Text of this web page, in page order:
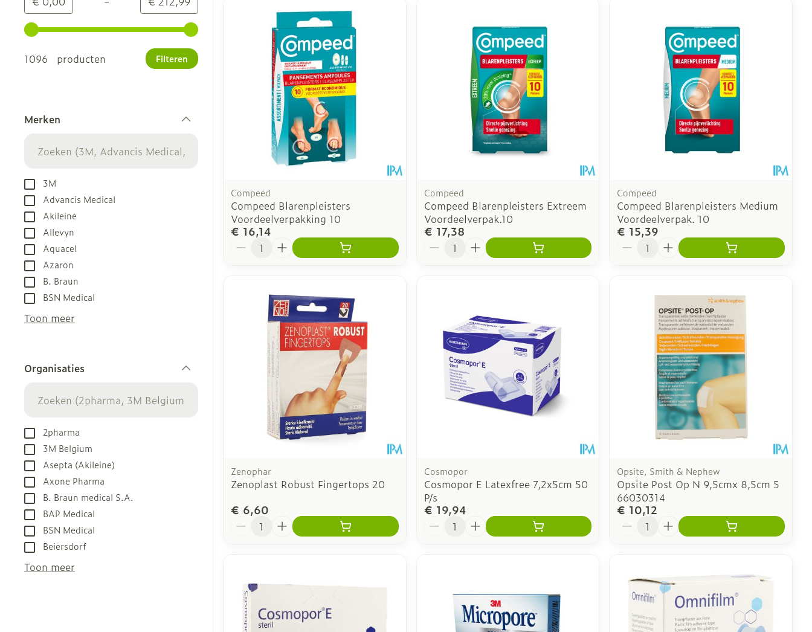
Gebruik de pijltjestoetsen links en rechts om de minimale en maximale prijswaarden aan te passen.
1096 producten
Filteren
Merken
3M
Advancis Medical
Akileine
Allevyn
Aquacel
Azaron
B. Braun
BSN Medical
Toon meer
Organisaties
2pharma
3M Belgium
Asepta (Akileine)
Axone Pharma
B. Braun medical S.A.
BAP Medical
BSN Medical
Beiersdorf
Toon meer
Compeed
Compeed Blarenpleisters
Voordeelverpakking 10
€ 16,14
Aantal
Compeed
Compeed Blarenpleisters Extreem
Voordeelverpak.10
€ 17,38
Aantal
Compeed
Compeed Blarenpleisters Medium
Voordeelverpak. 10
€ 15,39
Aantal
Zenophar
Zenoplast Robust Fingertops 20
€ 6,60
Aantal
Cosmopor
Cosmopor E Latexfree 7,2x5cm 50
P/s
€ 19,94
Aantal
Opsite, Smith & Nephew
Opsite Post Op N 9,5cmx 8,5cm 5
66030314
€ 10,12
Aantal